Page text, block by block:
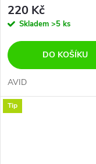
220 Kč
Skladem >5 ks
DO KOŠÍKU
AVID
Tip